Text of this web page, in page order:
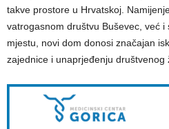
takve prostore u Hrvatskoj.
vatrogasnom društvu Buševec, već
mjestu, novi dom donosi značajan
zajednice i unaprjeđenju društvenog